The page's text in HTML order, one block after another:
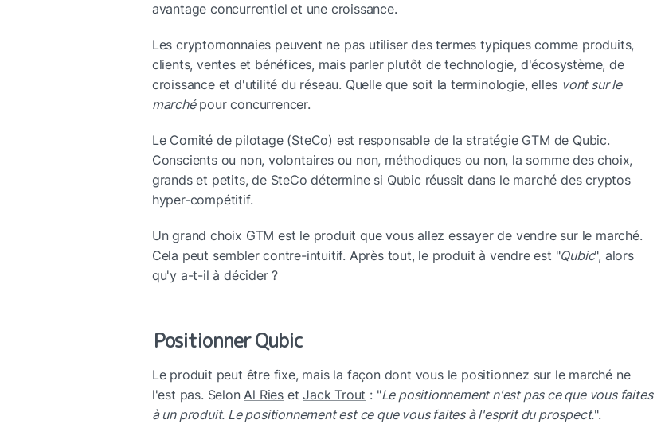
avantage concurrentiel et une croissance.
Les cryptomonnaies peuvent ne pas utiliser des termes typiques comme produits,
clients, ventes et bénéfices, mais parler plutôt de technologie, d'écosystème, de
croissance et d'utilité du réseau. Quelle que soit la terminologie, elles vont sur le
marché pour concurrencer.
Le Comité de pilotage (SteCo) est responsable de la stratégie GTM de Qubic.
Conscients ou non, volontaires ou non, méthodiques ou non, la somme des choix,
grands et petits, de SteCo détermine si Qubic réussit dans le marché des cryptos
hyper-compétitif.
Un grand choix GTM est le produit que vous allez essayer de vendre sur le marché.
Cela peut sembler contre-intuitif. Après tout, le produit à vendre est "Qubic", alors
qu'y a-t-il à décider ?
Positionner Qubic
Le produit peut être fixe, mais la façon dont vous le positionnez sur le marché ne
l'est pas. Selon Al Ries et Jack Trout : "Le positionnement n'est pas ce que vous faites
à un produit. Le positionnement est ce que vous faites à l'esprit du prospect.".